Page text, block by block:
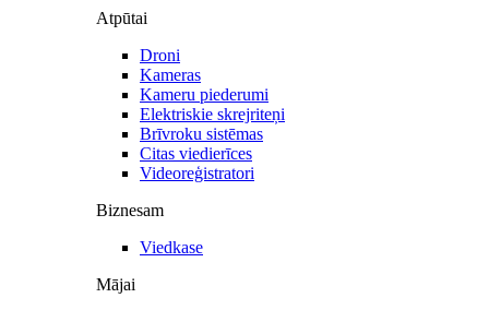
Atpūtai
Droni
Kameras
Kameru piederumi
Elektriskie skrejriteņi
Brīvroku sistēmas
Citas viedierīces
Videoreģistratori
Biznesam
Viedkase
Mājai